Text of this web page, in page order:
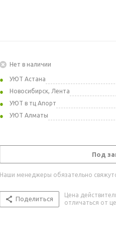
Нет в наличии
УЮТ Астана
Новосибирск, Лента
УЮТ в тц Апорт
УЮТ Алматы
Под
Наши менеджеры обязательно
Поделиться
Цена
отличаться от